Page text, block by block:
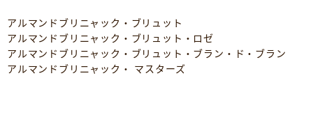
アルマンドブリニャック・ブリュット
アルマンドブリニャック・ブリュット・ロゼ
アルマンドブリニャック・ブリュット・ブラン・ド・ブラン
アルマンドブリニャック・ マスターズ